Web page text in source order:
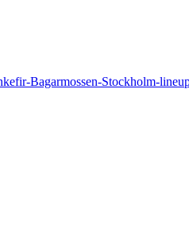
Bagarmossen-Stockholm-